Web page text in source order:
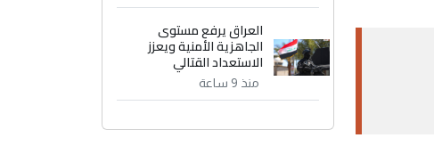
العراق يرفع مستوى
الجاهزية الأمنية ويعزز
الاستعداد القتالي
منذ 9 ساعة